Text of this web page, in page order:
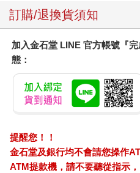
訂購/退換貨須知
加入金石堂 LINE 官方帳號『
態：
提醒您！！
金石堂及銀行均不會請您操作
ATM提款機，請不要聽從指示，